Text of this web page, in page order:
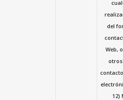
del
Web,
12)